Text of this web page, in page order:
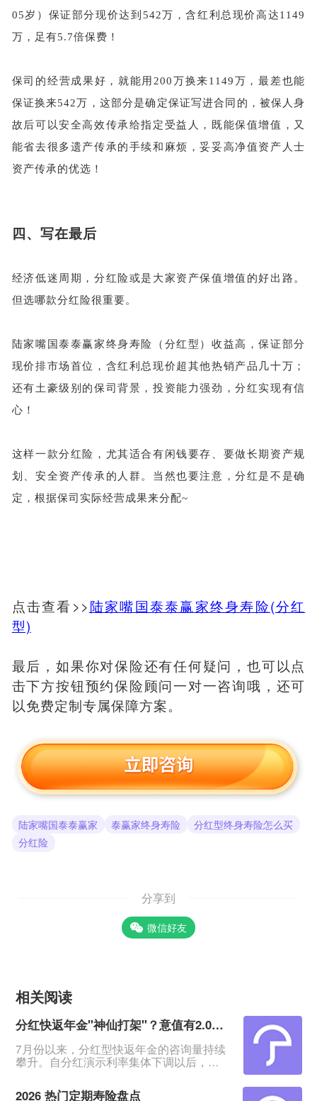
05岁）保证部分现价达到542万，含红利总现价高达1149
万，足有5.7倍保费！
保司的经营成果好，就能用200万换来1149万，最差也能
保证换来542万，这部分是确定保证写进合同的，被保人身
故后可以安全高效传承给指定受益人，既能保值增值，又
能省去很多遗产传承的手续和麻烦，妥妥高净值资产人士
资产传承的优选！
四、 写在最后
经济低迷周期，分红险或是大家资产保值增值的好出路。
但选哪款分红险很重要。
陆家嘴国泰泰赢家终身寿险（分红型）收益高，保证部分
现价排市场首位，含红利总现价超其他热销产品几十万；
还有土豪级别的保司背景，投资能力强劲，分红实现有信
心！
这样一款分红险，尤其适合有闲钱要存、要做长期资产规
划、安全资产传承的人群。当然也要注意，分红是不是确
定，根据保司实际经营成果来分配~
点击查看>>陆家嘴国泰泰赢家终身寿险(分红
型)
最后，如果你对保险还有任何疑问，也可以点
击下方按钮预约保险顾问一对一咨询哦，还可
以免费定制专属保障方案。
陆家嘴国泰泰赢家 泰赢家终身寿险
分红型终身寿险怎么买
分红险
分享到
微信好友
相关阅读
分红快返年金"神仙打架"？意值有2.0深度测评！
7月份以来，分红型快返年金的咨询量持续
攀升。自分红演示利率集体下调以后，相
2.9%、30年IRR约2.6%的表现，快返年金
2026 热门定期寿险盘点